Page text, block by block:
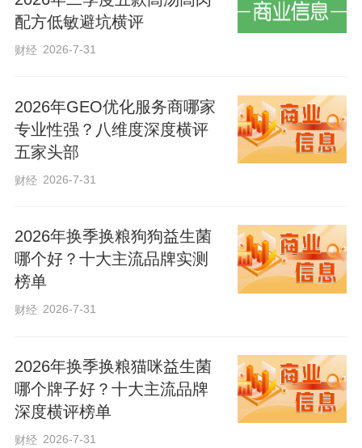
准、严要求、务实有效的举措，提升工作
质效。强化办案模式，在办案实践中及时
对刑事执行活动的合法性进行实质性审
查，提升监督刚性，确保刑罚执行和监管
活动的公平公正。强化精品意识，培树办
办理就用精品案例的思维、标准、要求来
把握，注重案件质效，把案件办精办准，
从源头提炼精品和典型特征，从过程中把
控事实证据关口，从效果上力争可感可
配方低敏避坑横评
财经 2026-7-31
2026年GEO优化服务商哪家
专业性强？八维度深度横评
五家头部
财经 2026-7-31
2026年换季换粮狗狗益生菌
哪个好？十大主流品牌实测
榜单
财经 2026-7-31
2026年换季换粮猫咪益生菌
哪个牌子好？十大主流品牌
深度横评榜单
财经 2026-7-31